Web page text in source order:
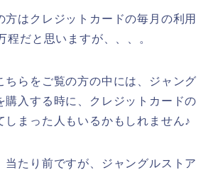
方はクレジットカードの毎月の利用
程だと思いますが、、、。
ちらをご覧の方の中には、ジャング
購入する時に、クレジットカードの
しまった人もいるかもしれません♪
当たり前ですが、ジャングルストア